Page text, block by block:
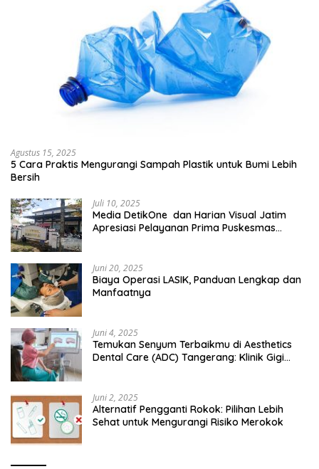
Agustus 15, 2025
5 Cara Praktis Mengurangi Sampah Plastik untuk Bumi Lebih
Bersih
Juli 10, 2025
Media DetikOne dan Harian Visual Jatim
Apresiasi Pelayanan Prima Puskesmas
Juni 20, 2025
Biaya Operasi LASIK, Panduan Lengkap dan
Manfaatnya
Juni 4, 2025
Temukan Senyum Terbaikmu di Aesthetics
Dental Care (ADC) Tangerang: Klinik Gigi
Juni 2, 2025
Alternatif Pengganti Rokok: Pilihan Lebih
Sehat untuk Mengurangi Risiko Merokok